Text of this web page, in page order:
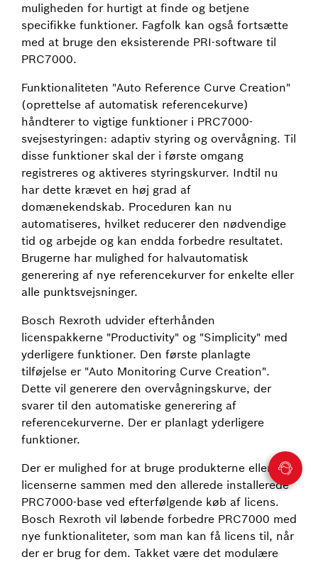
muligheden for hurtigt at finde og betjene
specifikke funktioner. Fagfolk kan også fortsætte
med at bruge den eksisterende PRI-software til
PRC7000.
Funktionaliteten "Auto Reference Curve Creation"
(oprettelse af automatisk referencekurve)
håndterer to vigtige funktioner i PRC7000-
svejsestyringen: adaptiv styring og overvågning. Til
disse funktioner skal der i første omgang
registreres og aktiveres styringskurver. Indtil nu
har dette krævet en høj grad af
domænekendskab. Proceduren kan nu
automatiseres, hvilket reducerer den nødvendige
tid og arbejde og kan endda forbedre resultatet.
Brugerne har mulighed for halvautomatisk
generering af nye referencekurver for enkelte eller
alle punktsvejsninger.
Bosch Rexroth udvider efterhånden
licenspakkerne "Productivity" og "Simplicity" med
yderligere funktioner. Den første planlagte
tilføjelse er "Auto Monitoring Curve Creation".
Dette vil generere den overvågningskurve, der
svarer til den automatiske generering af
referencekurverne. Der er planlagt yderligere
funktioner.
Der er mulighed for at bruge produkterne eller
licenserne sammen med den allerede installerede
PRC7000-base ved efterfølgende køb af licens.
Bosch Rexroth vil løbende forbedre PRC7000 med
nye funktionaliteter, som man kan få licens til, når
der er brug for dem. Takket være det modulære